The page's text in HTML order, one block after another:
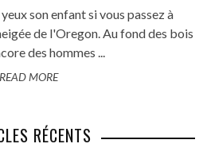
son enfant si vous passez à
de l'Oregon. Au fond des bois
des hommes ...
READ MORE
RÉCENTS